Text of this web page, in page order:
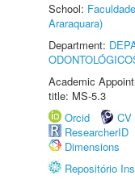
School:
Araraquara)
Department:
Academic
title: MS-5.3
Orcid
CV
ResearcherID
Dimensions
Repositório